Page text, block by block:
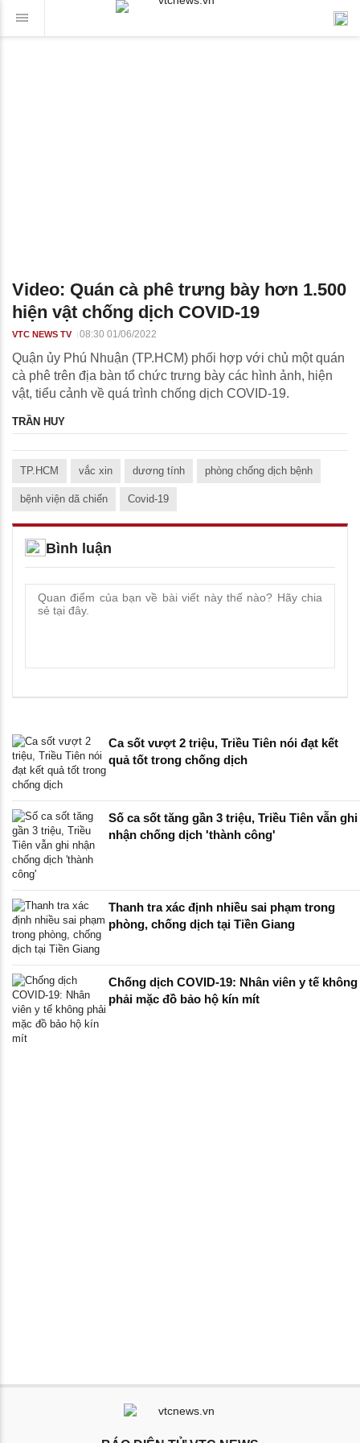
Video: Quán cà phê trưng bày hơn 1.500
hiện vật chống dịch COVID-19
VTC NEWS TV 08:30 01/06/2022
Quận ủy Phú Nhuận (TP.HCM) phối hợp với chủ một quán
cà phê trên địa bàn tổ chức trưng bày các hình ảnh, hiện
vật, tiểu cảnh về quá trình chống dịch COVID-19.
TRẦN HUY
TP.HCM vắc xin dương tính phòng chống dịch bệnh
bệnh viện dã chiến Covid-19
Bình luận
Ca sốt vượt 2 triệu, Triều Tiên nói đạt kết
quả tốt trong chống dịch
Số ca sốt tăng gần 3 triệu, Triều Tiên vẫn ghi
nhận chống dịch 'thành công'
Thanh tra xác định nhiều sai phạm trong
phòng, chống dịch tại Tiền Giang
Chống dịch COVID-19: Nhân viên y tế không
phải mặc đồ bảo hộ kín mít